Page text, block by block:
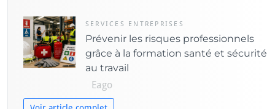
o
r
i
e
SERVICES ENTREPRISES
Prévenir les risques professionnels
grâce à la formation santé et sécurité
au travail
Eago